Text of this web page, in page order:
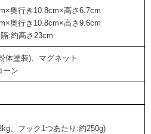
奥行き10.8cm×高さ6.7cm
奥行き10.8cm×高さ9.6cm
:約高さ23cm
体塗装)、マグネット
ーン
、フック1つあたり:約250g)